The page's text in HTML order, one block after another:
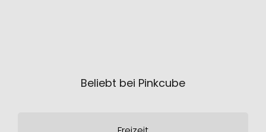
Beliebt bei Pinkcube